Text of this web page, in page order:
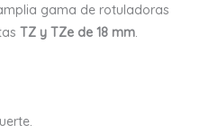
gama de rotuladoras
TZ y TZe de 18 mm.